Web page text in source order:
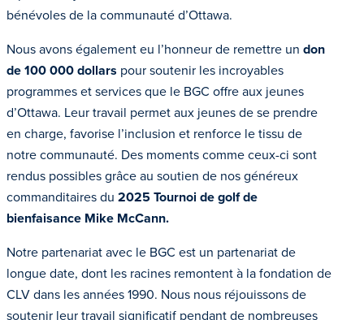
bénévoles de la communauté d’Ottawa.
Nous avons également eu l’honneur de remettre un don
de 100 000 dollars pour soutenir les incroyables
programmes et services que le BGC offre aux jeunes
d’Ottawa. Leur travail permet aux jeunes de se prendre
en charge, favorise l’inclusion et renforce le tissu de
notre communauté. Des moments comme ceux-ci sont
rendus possibles grâce au soutien de nos généreux
commanditaires du 2025 Tournoi de golf de
bienfaisance Mike McCann.
Notre partenariat avec le BGC est un partenariat de
longue date, dont les racines remontent à la fondation de
CLV dans les années 1990. Nous nous réjouissons de
soutenir leur travail significatif pendant de nombreuses